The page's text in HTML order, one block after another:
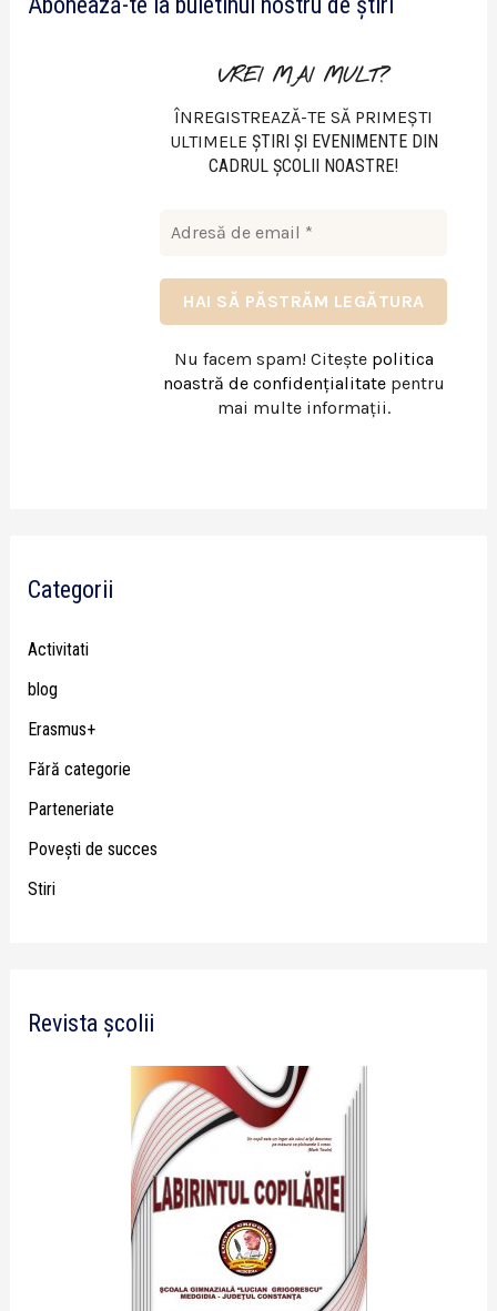
o
VREI MAI MULT?
ÎNREGISTREAZĂ-TE SĂ PRIMEȘTI
ULTIMELE ŞTIRI ŞI EVENIMENTE DIN
CADRUL ŞCOLII NOASTRE!
Nu facem spam! Citește politica
noastră de confidențialitatepentru
mai multe informații.
Categorii
Activitati
blog
Erasmus+
Fără categorie
Parteneriate
Poveşti de succes
Stiri
Revista școlii